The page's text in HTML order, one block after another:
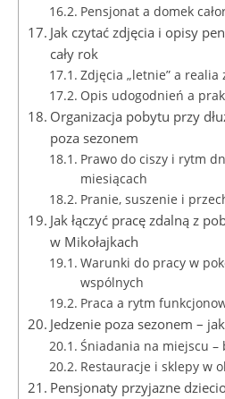
Pensjonat a domek
Jak czytać zdjęcia i opisy
cały rok
Zdjęcia „letnie” a realia
Opis udogodnień a
Organizacja pobytu przy
poza sezonem
Prawo do ciszy i rytm
miesiącach
Pranie, suszenie i
Jak łączyć pracę zdalną z
w Mikołajkach
Warunki do pracy w
wspólnych
Praca a rytm
Jedzenie poza sezonem –
Śniadania na miejscu –
Restauracje i sklepy w
Pensjonaty przyjazne